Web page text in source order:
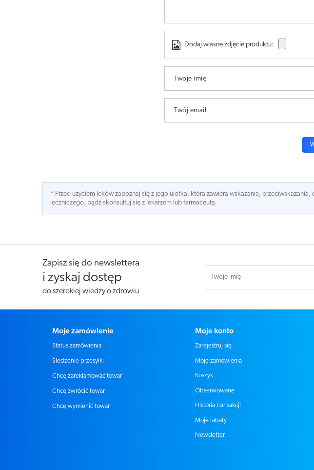
Dodaj własne zdjęcie produktu:
Twoje imię
Twój email
* Przed użyciem leków zapoznaj się z jego ulotką, która zawiera wskazania,
leczniczego, bądź skonsultuj się z lekarzem lub farmaceutą.
Zapisz się do newslettera
i zyskaj dostęp
do szerokiej wiedzy o zdrowiu
Moje zamówienie
Status zamówienia
Śledzenie przesyłki
Chcę zareklamować towar
Chcę zwrócić towar
Chcę wymienić towar
Moje konto
Zarejestruj się
Moje zamówienia
Koszyk
Obserwowane
Historia transakcji
Moje rabaty
Newsletter